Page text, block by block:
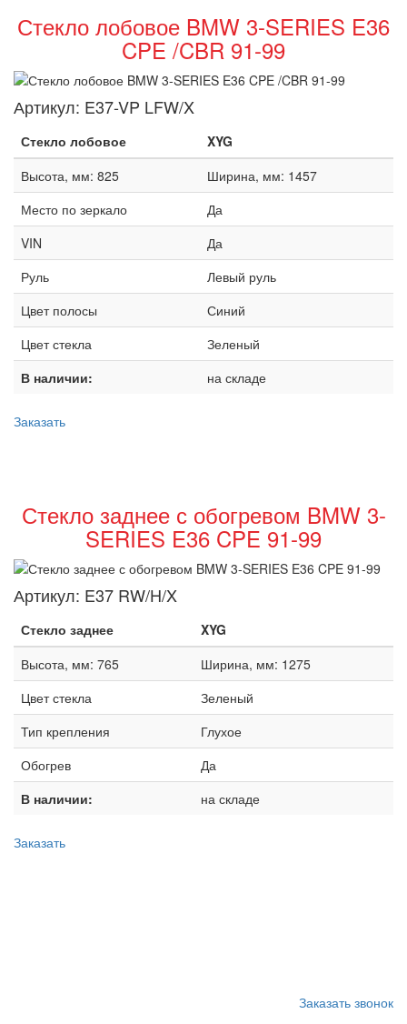
Стекло лобовое BMW 3-SERIES E36
CPE /CBR 91-99
Артикул: E37-VP LFW/X
Стекло лобовое
XYG
Высота, мм: 825
Ширина, мм: 1457
Место по зеркало
Да
VIN
Да
Руль
Левый руль
Цвет полосы
Синий
Цвет стекла
Зеленый
В наличии:
на складе
Заказать
Стекло заднее с обогревом BMW 3-
SERIES E36 CPE 91-99
Артикул: E37 RW/H/X
Стекло заднее
XYG
Высота, мм: 765
Ширина, мм: 1275
Цвет стекла
Зеленый
Тип крепления
Глухое
Обогрев
Да
В наличии:
на складе
Заказать
Заказать звонок